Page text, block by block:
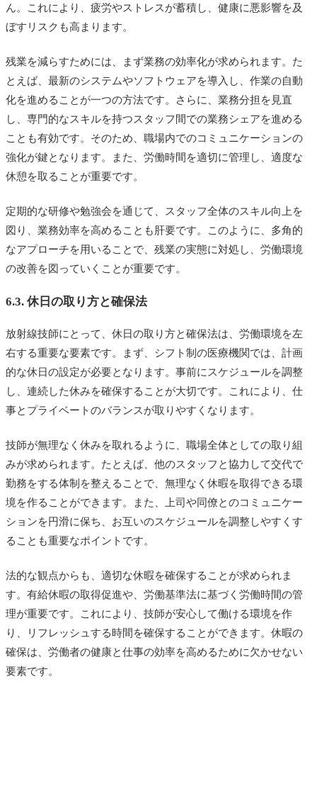
ん。これにより、疲労やストレスが蓄積し、健康に悪影響を及
ぼすリスクも高まります。
残業を減らすためには、まず業務の効率化が求められます。た
とえば、最新のシステムやソフトウェアを導入し、作業の自動
化を進めることが一つの方法です。さらに、業務分担を見直
し、専門的なスキルを持つスタッフ間での業務シェアを進める
ことも有効です。そのため、職場内でのコミュニケーションの
強化が鍵となります。また、労働時間を適切に管理し、適度な
休憩を取ることが重要です。
定期的な研修や勉強会を通じて、スタッフ全体のスキル向上を
図り、業務効率を高めることも肝要です。このように、多角的
なアプローチを用いることで、残業の実態に対処し、労働環境
の改善を図っていくことが重要です。
6.3. 休日の取り方と確保法
放射線技師にとって、休日の取り方と確保法は、労働環境を左
右する重要な要素です。まず、シフト制の医療機関では、計画
的な休日の設定が必要となります。事前にスケジュールを調整
し、連続した休みを確保することが大切です。これにより、仕
事とプライベートのバランスが取りやすくなります。
技師が無理なく休みを取れるように、職場全体としての取り組
みが求められます。たとえば、他のスタッフと協力して交代で
勤務をする体制を整えることで、無理なく休暇を取得できる環
境を作ることができます。また、上司や同僚とのコミュニケー
ションを円滑に保ち、お互いのスケジュールを調整しやすくす
ることも重要なポイントです。
法的な観点からも、適切な休暇を確保することが求められま
す。有給休暇の取得促進や、労働基準法に基づく労働時間の管
理が重要です。これにより、技師が安心して働ける環境を作
り、リフレッシュする時間を確保することができます。休暇の
確保は、労働者の健康と仕事の効率を高めるために欠かせない
要素です。